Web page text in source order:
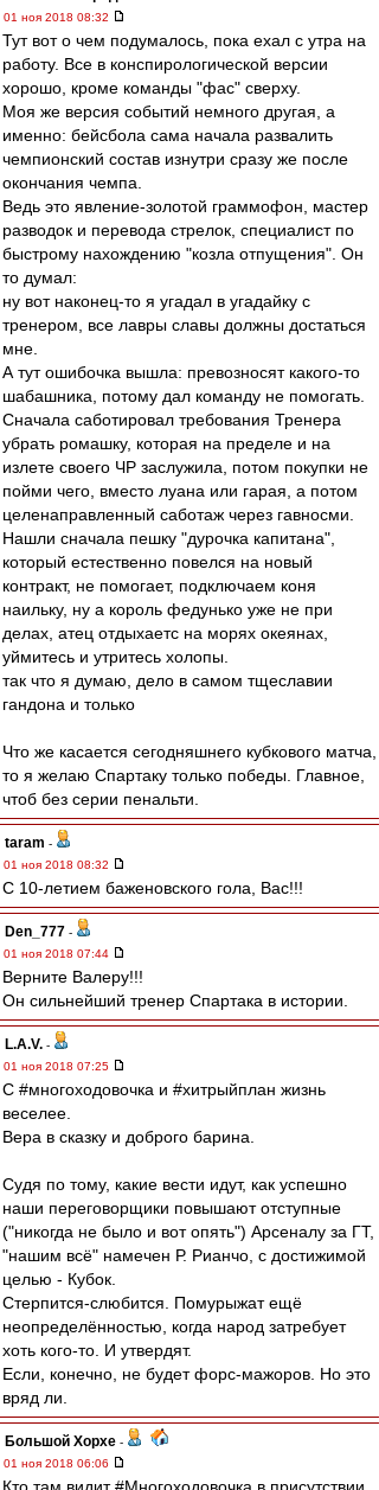
01 ноя 2018 08:32
Тут вот о чем подумалось, пока ехал с утра на
работу. Все в конспирологической версии
хорошо, кроме команды "фас" сверху.
Моя же версия событий немного другая, а
именно: бейсбола сама начала развалить
чемпионский состав изнутри сразу же после
окончания чемпа.
Ведь это явление-золотой граммофон, мастер
разводок и перевода стрелок, специалист по
быстрому нахождению "козла отпущения". Он
то думал:
ну вот наконец-то я угадал в угадайку с
тренером, все лавры славы должны достаться
мне.
А тут ошибочка вышла: превозносят какого-то
шабашника, потому дал команду не помогать.
Сначала саботировал требования Тренера
убрать ромашку, которая на пределе и на
излете своего ЧР заслужила, потом покупки не
пойми чего, вместо луана или гарая, а потом
целенаправленный саботаж через гавносми.
Нашли сначала пешку "дурочка капитана",
который естественно повелся на новый
контракт, не помогает, подключаем коня
наильку, ну а король федунько уже не при
делах, атец отдыхаетс на морях океянах,
уймитесь и утритесь холопы.
так что я думаю, дело в самом тщеславии
гандона и только
Что же касается сегодняшнего кубкового матча,
то я желаю Спартаку только победы. Главное,
чтоб без серии пенальти.
taram -
01 ноя 2018 08:32
С 10-летием баженовского гола, Вас!!!
Den_777 -
01 ноя 2018 07:44
Верните Валеру!!!
Он сильнейший тренер Спартака в истории.
L.А.V. -
01 ноя 2018 07:25
С #многоходовочка и #хитрыйплан жизнь
веселее.
Вера в сказку и доброго барина.
Судя по тому, какие вести идут, как успешно
наши переговорщики повышают отступные
("никогда не было и вот опять") Арсеналу за ГТ,
"нашим всё" намечен Р. Рианчо, с достижимой
целью - Кубок.
Стерпится-слюбится. Помурыжат ещё
неопределённостью, когда народ затребует
хоть кого-то. И утвердят.
Если, конечно, не будет форс-мажоров. Но это
вряд ли.
Большой Хорхе -
01 ноя 2018 06:06